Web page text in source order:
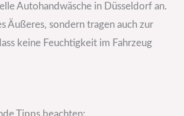
Autohandwäsche in Düsseldorf an.
Äußeres, sondern tragen auch zur
keine Feuchtigkeit im Fahrzeug